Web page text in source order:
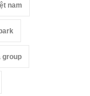
nam
group